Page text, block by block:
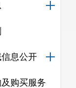
息公开
购买服务